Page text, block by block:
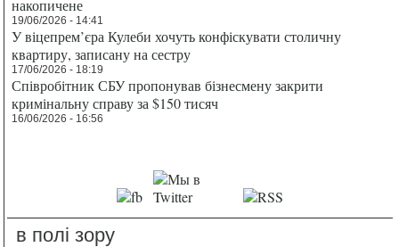
накопичене
19/06/2026 - 14:41
У віцепрем’єра Кулеби хочуть конфіскувати столичну
квартиру, записану на сестру
17/06/2026 - 18:19
Співробітник СБУ пропонував бізнесмену закрити
кримінальну справу за $150 тисяч
16/06/2026 - 16:56
в полі зору